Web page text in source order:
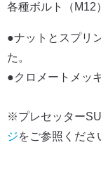
各種ボルト（M12
●ナットとスプリ
た。
●クロメートメッ
※プレセッターSU
ジをご参照くださ